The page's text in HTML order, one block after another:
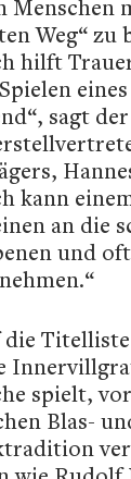
Menschen
Weg“ zu
hilft
sagt
kann
an die
und
spielt,
Blas-